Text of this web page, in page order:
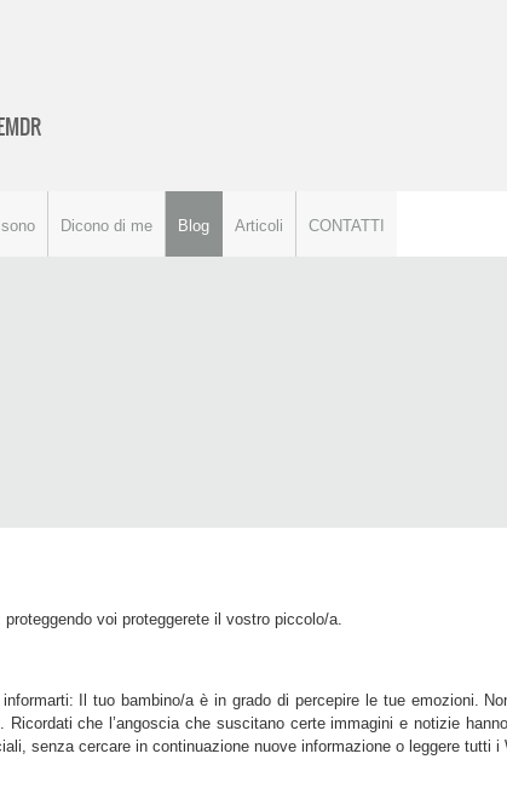
Dicono di me Blog Articoli CONTATTI
voi proteggerete il vostro piccolo/a.
Il tuo bambino/a è in grado di percepire le tue emozioni.
Ricordati che l’angoscia che suscitano certe immagini e notizie
senza cercare in continuazione nuove informazione o leggere tutti i